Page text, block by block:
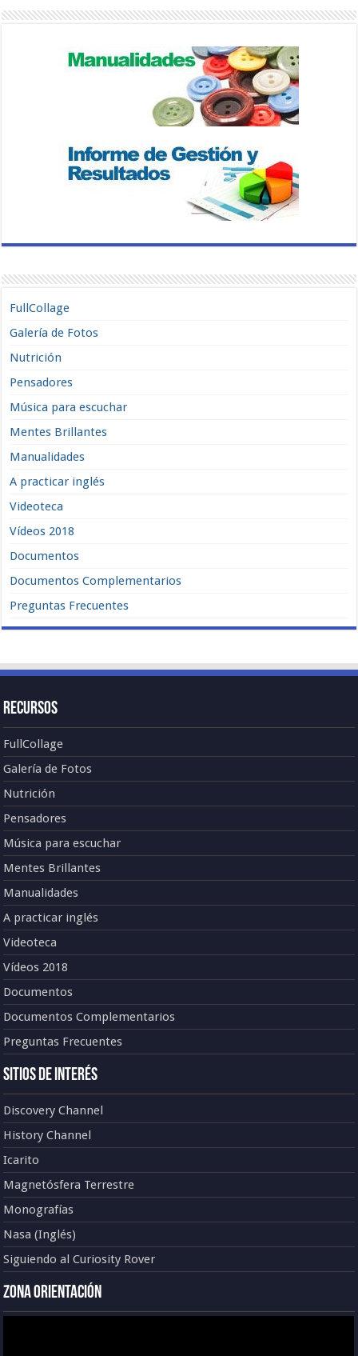
FullCollage
Galería de Fotos
Nutrición
Pensadores
Música para escuchar
Mentes Brillantes
Manualidades
A practicar inglés
Videoteca
Vídeos 2018
Documentos
Documentos Complementarios
Preguntas Frecuentes
Recursos
FullCollage
Galería de Fotos
Nutrición
Pensadores
Música para escuchar
Mentes Brillantes
Manualidades
A practicar inglés
Videoteca
Vídeos 2018
Documentos
Documentos Complementarios
Preguntas Frecuentes
Sitios de Interés
Discovery Channel
History Channel
Icarito
Magnetósfera Terrestre
Monografías
Nasa (Inglés)
Siguiendo al Curiosity Rover
Zona Orientación